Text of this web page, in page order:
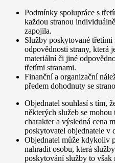
Podmínky spolupráce s
každou stranou
zapojila.
Služby poskytované třetími
odpovědnosti strany, která
materiální či jiné
třetími stranami.
Finanční a organizační
předem dohodnuty se
Objednatel souhlasí s tím,
některých služeb se
charakter a výsledná cena
poskytovatel objednatele v
Objednatel může kdykoliv
nahradit osobu, která
poskytování služby to však